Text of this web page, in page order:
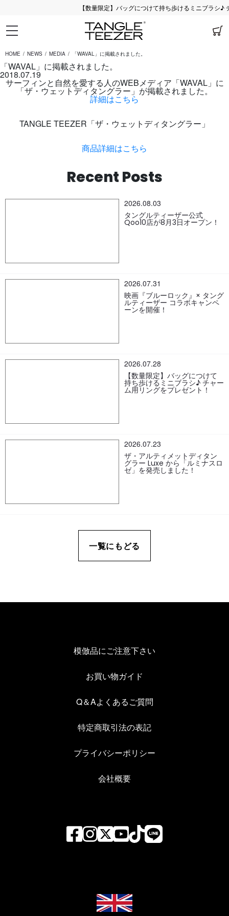
【数量限定】バッグにつけて持ち歩けるミニブラシ♪
HOME NEWS MEDIA 「WAVAL」に掲載されました。
「WAVAL」に掲載されました。
2018.07.19
サーフィンと自然を愛する人のWEBメディア「WAVAL」に
「ザ・ウェットディタングラー」が掲載されました。
詳細はこちら
TANGLE TEEZER「ザ・ウェットディタングラー」
商品詳細はこちら
Recent Posts
2026.08.03
タングルティーザー公式
Qoo10店が8月3日オープン！
2026.07.31
映画『ブルーロック』× タング
ルティーザー コラボキャンペ
ーンを開催！
2026.07.28
【数量限定】バッグにつけて
持ち歩けるミニブラシ♪ チャー
ム用リングをプレゼント！
2026.07.23
ザ・アルティメットディタン
グラー Luxe から「ルミナスロ
ゼ」を発売しました！
一覧にもどる
模倣品にご注意下さい
お買い物ガイド
Q＆Aよくあるご質問
特定商取引法の表記
プライバシーポリシー
会社概要